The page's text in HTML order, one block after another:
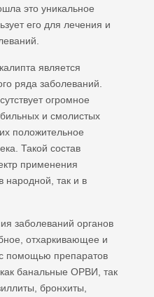
это уникальное
его для лечения и
является
ряда заболеваний.
огромное
и смолистых
положительное
Такой состав
применения
народной, так и в
заболеваний органов
отхаркивающее и
помощью препаратов
банальные ОРВИ, так
бронхиты,